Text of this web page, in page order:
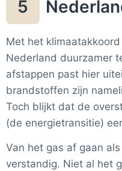
5
Met het
Nederland duurzamer
afstappen past hier
brandstoffen zijn
Toch blijkt dat de
(de energietransitie)
Van het gas af gaan
verstandig. Niet al het